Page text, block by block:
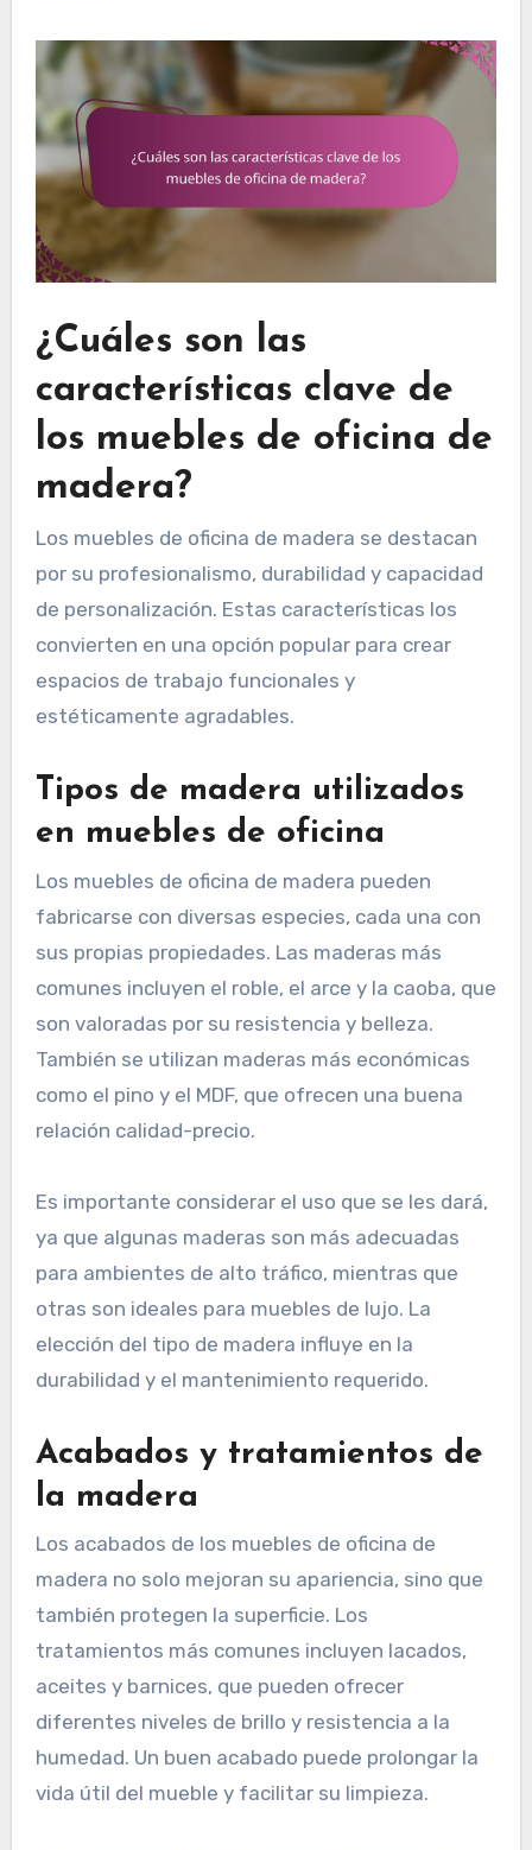
¿Cuáles son las
características clave de
los muebles de oficina de
madera?
Los muebles de oficina de madera se destacan
por su profesionalismo, durabilidad y capacidad
de personalización. Estas características los
convierten en una opción popular para crear
espacios de trabajo funcionales y
estéticamente agradables.
Tipos de madera utilizados
en muebles de oficina
Los muebles de oficina de madera pueden
fabricarse con diversas especies, cada una con
sus propias propiedades. Las maderas más
comunes incluyen el roble, el arce y la caoba, que
son valoradas por su resistencia y belleza.
También se utilizan maderas más económicas
como el pino y el MDF, que ofrecen una buena
relación calidad-precio.
Es importante considerar el uso que se les dará,
ya que algunas maderas son más adecuadas
para ambientes de alto tráfico, mientras que
otras son ideales para muebles de lujo. La
elección del tipo de madera influye en la
durabilidad y el mantenimiento requerido.
Acabados y tratamientos de
la madera
Los acabados de los muebles de oficina de
madera no solo mejoran su apariencia, sino que
también protegen la superficie. Los
tratamientos más comunes incluyen lacados,
aceites y barnices, que pueden ofrecer
diferentes niveles de brillo y resistencia a la
humedad. Un buen acabado puede prolongar la
vida útil del mueble y facilitar su limpieza.